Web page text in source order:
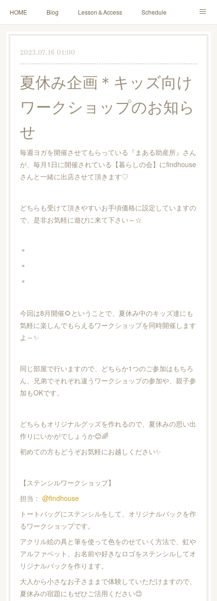
HOME Blog Lesson＆Access Schedule
Yoga for Mama＆Baby About Contact
2023.07.16 01:00
夏休み企画＊キッズ向け
ワークショップのお知ら
せ
毎週ヨガを開催させてもらっている『まある助産所』さん
が、毎月1日に開催されている【暮らしの会】にfindhouse
さんと一緒に出店させて頂きます♡
どちらも受けて頂きやすいお手頃価格に設定していますの
で、是非お気軽に遊びに来て下さい～☆
＊
＊
＊
今回は8月開催🌻ということで、夏休み中のキッズ達にも
気軽に楽しんでもらえるワークショップを同時開催します
よ～✨
同じ部屋で行いますので、どちらか1つのご参加はもちろ
ん、兄弟でそれぞれ違うワークショップの参加や、親子参
加もOKです。
どちらもオリジナルグッズを作れるので、夏休みの思い出
作りにいかがでしょうか😊🌈
初めての方もどうぞお気軽にお越しください✨
【ステンシルワークショップ】
担当： @findhouse
トートバッグにステンシルをして、オリジナルバックを作
るワークショップです。
アクリル絵の具と筆を使って色をのせていく方法で、虹や
アルファベット、お名前や好きなロゴをステンシルしてオ
リジナルバックを作ります。
大人から小さなお子さままで体験していただけますので、
夏休みの宿題にもぜひご活用ください😊